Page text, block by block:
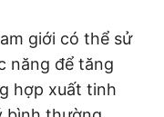
giới có thể sử
năng để tăng
hợp xuất tinh